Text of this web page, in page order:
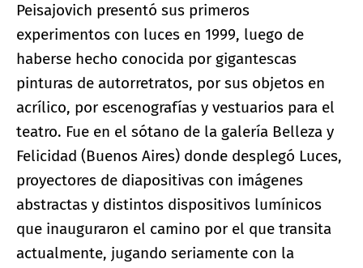
Peisajovich presentó sus primeros
experimentos con luces en 1999, luego de
haberse hecho conocida por gigantescas
pinturas de autorretratos, por sus objetos en
acrílico, por escenografías y vestuarios para el
teatro. Fue en el sótano de la galería Belleza y
Felicidad (Buenos Aires) donde desplegó Luces,
proyectores de diapositivas con imágenes
abstractas y distintos dispositivos lumínicos
que inauguraron el camino por el que transita
actualmente, jugando seriamente con la